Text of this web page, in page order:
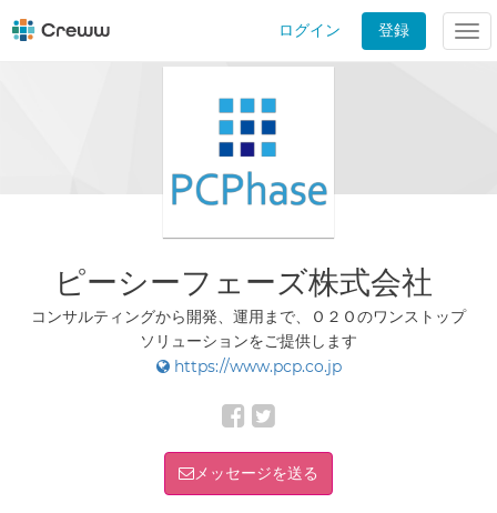
ログイン 登録
ピーシーフェーズ株式会社
コンサルティングから開発、運用まで、Ｏ２Ｏのワンストップ
ソリューションをご提供します
https://www.pcp.co.jp
メッセージを送る